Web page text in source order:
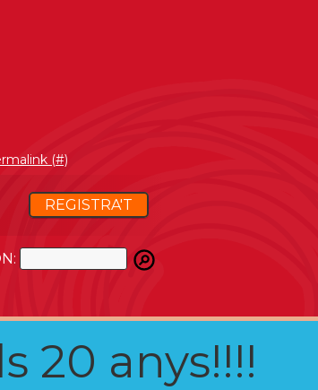
(#)
REGISTRA'T
20 anys!!!!